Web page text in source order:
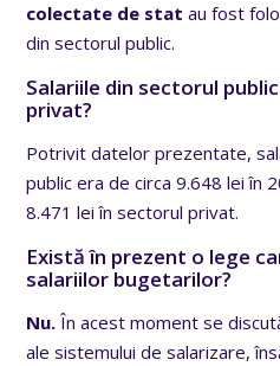
colectate de stat au fost
din sectorul public.
Salariile din sectorul
privat?
Potrivit datelor prezentate,
public era de circa 9.648 lei în
8.471 lei în sectorul privat.
Există în prezent o lege
salariilor bugetarilor?
Nu. În acest moment se
ale sistemului de salarizare,